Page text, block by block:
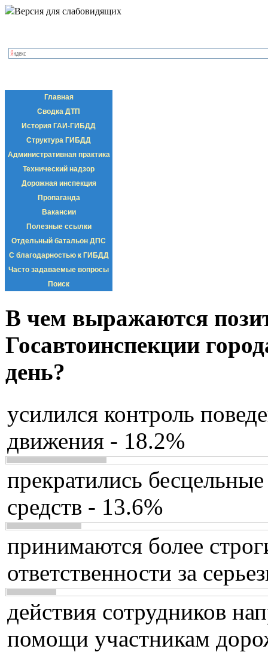
Версия для слабовидящих
Главная
Сводка ДТП
История ГАИ-ГИБДД
Структура ГИБДД
Административная практика
Технический надзор
Дорожная инспекция
Пропаганда
Вакансии
Полезные ссылки
Отдельный батальон ДПС
С благодарностью к ГИБДД
Часто задаваемые вопросы
Поиск
В чем выражаются
Госавтоинспекции
день?
усилился контроль
движения - 18.2%
прекратились
средств - 13.6%
принимаются более
ответственности за
действия сотрудников
помощи участникам